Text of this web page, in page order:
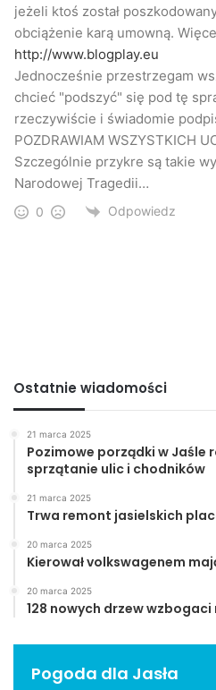
jeżeli ktoś został
obciążenie karą umowną.
http://www.blogplay.eu
Jednocześnie przestrzegam
chcieć "podszyć" się pod tę
rzeczywiście i świadomie
POZDRAWIAM WSZYSTKICH
Szczególnie przykre są takie
Narodowej Tragedii…
0 Odpowiedz
Ostatnie wiadomości
21 marca 2025
Pozimowe porządki w Jaśle
sprzątanie ulic i chodników
21 marca 2025
Trwa remont jasielskich
20 marca 2025
Kierował volkswagenem
20 marca 2025
128 nowych drzew
Pogoda dla Jasła